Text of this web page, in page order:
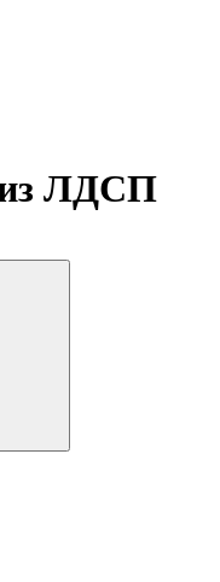
из ЛДСП